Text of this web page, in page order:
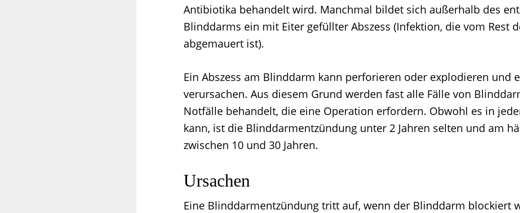
Antibiotika behandelt wird. Manchmal bildet sich außerhalb des
Blinddarms ein mit Eiter gefüllter Abszess (Infektion, die vom Rest
abgemauert ist).
Ein Abszess am Blinddarm kann perforieren oder explodieren und
verursachen. Aus diesem Grund werden fast alle Fälle von
Notfälle behandelt, die eine Operation erfordern. Obwohl es in
kann, ist die Blinddarmentzündung unter 2 Jahren selten und am
zwischen 10 und 30 Jahren.
Ursachen
Eine Blinddarmentzündung tritt auf, wenn der Blinddarm blockiert